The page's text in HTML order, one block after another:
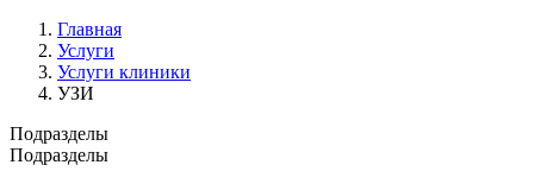
Главная
Услуги
Услуги клиники
УЗИ
Подразделы
Подразделы